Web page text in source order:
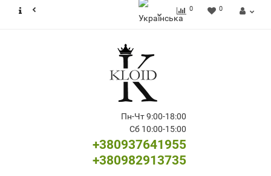
0 0
Пн-Чт 9:00-18:00
Сб 10:00-15:00
+380937641955
+380982913735